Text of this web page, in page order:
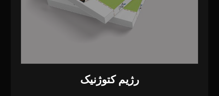
رژیم کتوژنیک